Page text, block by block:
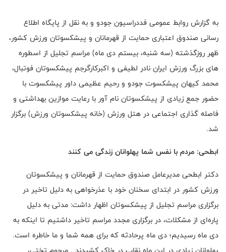
به گزارش روابط عمومی فددراسیون جودو و به نقل از پایگاه اطلاع
رسانی صندوق اعتباری حمایت از قهرمانان و پیشکسوتان ورزش کشور،
ظهر روزگذشته (سه شنبه، بیستم دی ماه) مراسم تجلیل از اسطوره
های بزرگ ورزش ایران نادر لطیفی و اکبرکارگرجم پیشکسوتان فوتبال،
محمد کیهان پیشکسوت جودو و رحیم عظیمی داور پیشکسوت با
حضور جمع زیادی از پیشکسوتان نام آور با رعایت موازین بهداشتی و
فاصله گذاری اجتماعی در هتل ورزش (خانه پیشکسوتان ورزش) برگزار
شد.
ابطحی: مردم با نفس شما پهلوانان زندگی می کنند
دکتر ابطحی مدیرعامل صندوق حمایت از قهرمانان و پیشکسوتان
ورزش کشور در ابتدای سخنان خود با عذرخواهی به دلیل تاخیر در
برگزاری مراسم تجلیل از پیشکسوتان اظهار داشت: مدتی به دلیل
پاره‌ای از مشکلات، در برگزاری مجدد مراسم تاخیر داشتیم تا اینکه به
دی ماه رسیدیم؛ دی ماه پرحادثه که برای همه شما و ما خاطره است.